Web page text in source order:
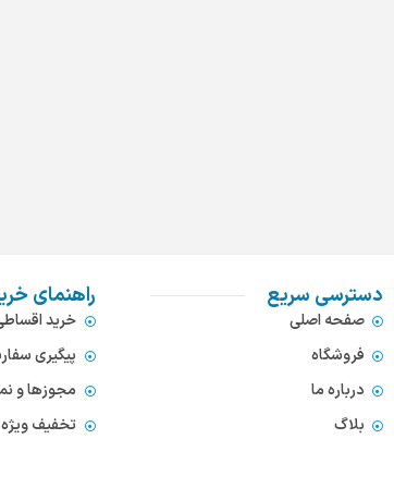
دسترسی سریع
صفحه اصلی
فروشگاه
درباره ما
بلاگ
راهنمای
خرید
پیگیری
مجوزها و
تخفیف ویژه